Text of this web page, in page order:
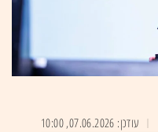
עודכן: 07.06.2026, 10:00